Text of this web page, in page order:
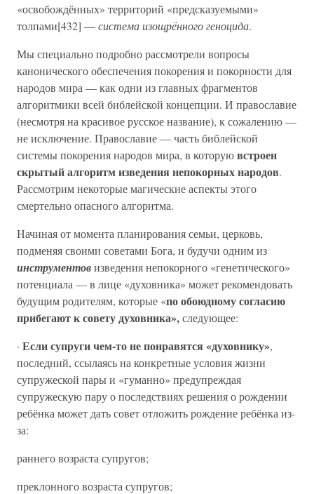
«освобождённых» территорий «предсказуемыми»
толпами[432] —система изощрённого геноцида.
Мы специально подробно рассмотрели вопросы
канонического обеспечения покорения и покорности для
народов мира — как одни из главных фрагментов
алгоритмики всей библейской концепции. И православие
(несмотря на красивое русское название), к сожалению —
не исключение. Православие — часть библейской
системы покорения народов мира, в которуювстроен
скрытый алгоритм изведения непокорных народов.
Рассмотрим некоторые магические аспекты этого
смертельно опасного алгоритма.
Начиная от момента планирования семьи, церковь,
подменяя своими советами Бога, и будучи одним из
инструментовизведения непокорного «генетического»
потенциала — в лице «духовника» может рекомендовать
будущим родителям, которые «по обоюдному согласию
прибегают к совету духовника»,следующее:
· Если супруги чем-то не понравятся «духовнику»,
последний, ссылаясь на конкретные условия жизни
супружеской пары и «гуманно» предупреждая
супружескую пару о последствиях решения о рождении
ребёнка может дать совет отложить рождение ребёнка из-
за:
раннего возраста супругов;
преклонного возраста супругов;